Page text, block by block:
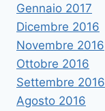
Gennaio 2017
Dicembre 2016
Novembre 2016
Ottobre 2016
Settembre 2016
Agosto 2016